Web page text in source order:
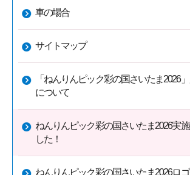
車の場合
サイトマップ
「ねんりんピック彩の国さいたま2026
について
ねんりんピック彩の国さいたま2026実
した！
ねんりんピック彩の国さいたま2026ロ